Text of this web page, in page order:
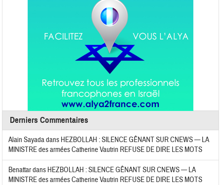
Derniers Commentaires
Alain Sayadadans HEZBOLLAH : SILENCE GÊNANT SUR CNEWS — LA
MINISTRE des armées Catherine Vautrin REFUSE DE DIRE LES MOTS
Benattardans HEZBOLLAH : SILENCE GÊNANT SUR CNEWS — LA
MINISTRE des armées Catherine Vautrin REFUSE DE DIRE LES MOTS